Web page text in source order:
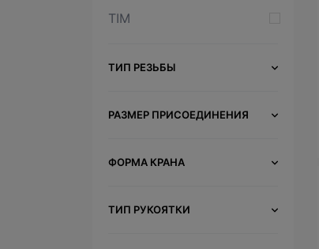
TIM
ТИП РЕЗЬБЫ
РАЗМЕР ПРИСОЕДИНЕНИЯ
ФОРМА КРАНА
ТИП РУКОЯТКИ